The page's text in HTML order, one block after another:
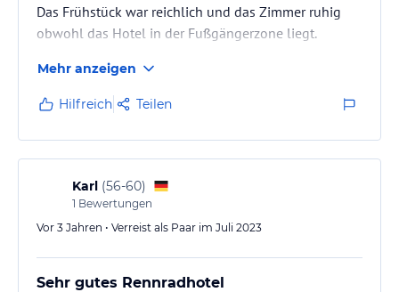
Das Frühstück war reichlich und das Zimmer ruhig
obwohl das Hotel in der Fußgängerzone liegt.
Mehr anzeigen
Hilfreich Teilen
Karl (56-60)
1 Bewertungen
Vor 3 Jahren • Verreist als Paar im Juli 2023
Sehr gutes Rennradhotel